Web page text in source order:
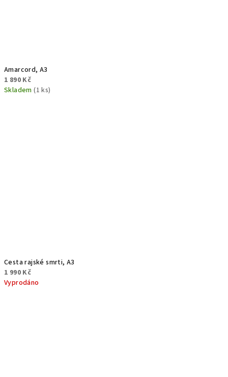
Amarcord, A3
1 890 Kč
Skladem(1 ks)
Cesta rajské smrti, A3
1 990 Kč
Vyprodáno